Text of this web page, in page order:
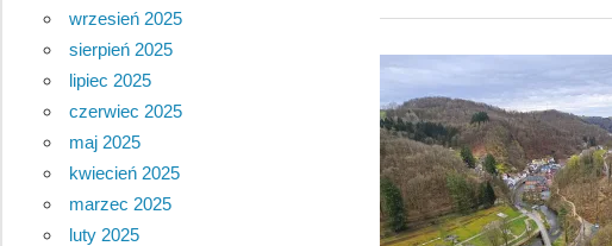
wrzesień 2025
sierpień 2025
lipiec 2025
czerwiec 2025
maj 2025
kwiecień 2025
marzec 2025
luty 2025